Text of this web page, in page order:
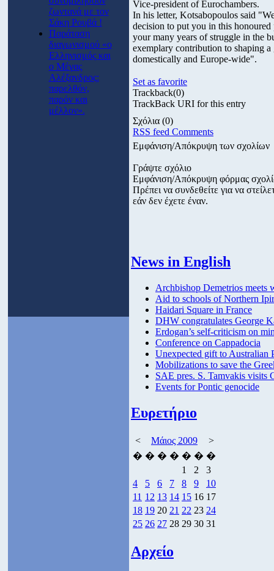
ζωντανά με τον
Σάκη Ρουβά !
Παράταση
διαγωνισμού «ο
Ελληνισμός και
ο Μέγας
Αλέξανδρος:
παρελθόν,
παρόν και
μέλλον».
Vice-president of Eurochambers.
In his letter, Kotsabopoulos said
decision to put you in this
your many years of struggle in the
exemplary contribution to shaping
domestically and Europe-wide".
Set as favorite
Trackback(0)
TrackBack URI for this entry
Σχόλια (0)
RSS feed Comments
Εμφάνιση/Απόκρυψη των σχολίων
Γράψτε σχόλιο
Εμφάνιση/Απόκρυψη φόρμας
Πρέπει να συνδεθείτε για να
εάν δεν έχετε έναν.
News in English
Archbishop Demetrios
Aid to schools of Northern
Haidari Square in France
DHW congratulates George
Erdogan’s self-criticism on
Conference on Cappadocia
Unexpected gift to Australian
Mobilizations to save the
SAE pres. S. Tamvakis visits
Events for Pontic genocide
Ευρετήριο
< Μάιος 2009
>
� � � � � � �
1
2
3
4
5 6 7 8 9
10
11 12 13 14 15 16 17
18 19 20 21 22 23 24
25 26 27 28 29 30 31
Αρχείο